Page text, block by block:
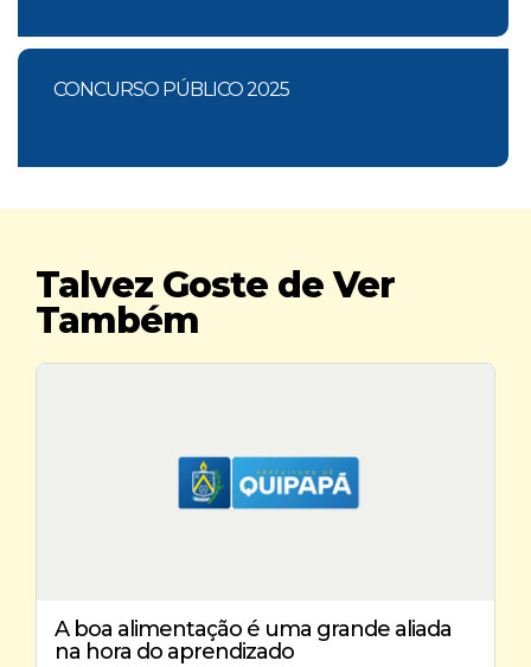
CONCURSO PÚBLICO 2025
Talvez Goste de Ver
Também
A boa alimentação é uma grande aliada
na hora do aprendizado